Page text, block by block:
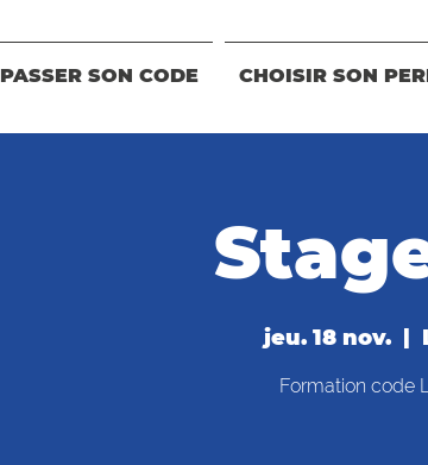
PASSER SON CODE CHOISIR SON
jeu. 18 nov.
Formation code